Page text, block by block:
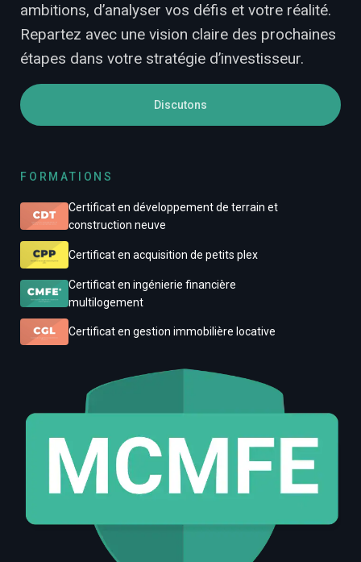
ambitions, d’analyser vos défis et votre réalité.
Repartez avec une vision claire des prochaines
étapes dans votre stratégie d’investisseur.
Discutons
FORMATIONS
Certificat en développement de terrain et
construction neuve
Certificat en acquisition de petits plex
Certificat en ingénierie financière
multilogement
Certificat en gestion immobilière locative